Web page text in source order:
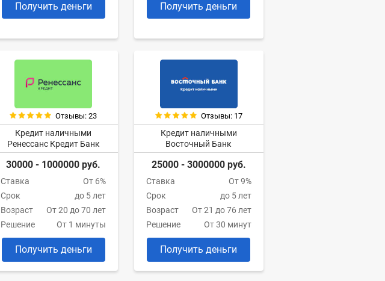
Получить деньги Получить деньги
Отзывы: 23
Кредит наличными
Ренессанс Кредит Банк
30000 - 1000000 руб.
Ставка
От 6%
Срок
до 5 лет
Возраст
От 20 до 70 лет
Решение
От 1 минуты
Получить деньги
Отзывы: 17
Кредит наличными
Восточный Банк
25000 - 3000000 руб.
Ставка
От 9%
Срок
до 5 лет
Возраст
От 21 до 76 лет
Решение
От 30 минут
Получить деньги